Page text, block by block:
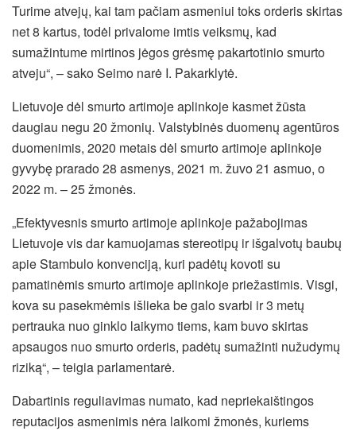
Turime atvejų, kai tam pačiam asmeniui toks orderis skirtas
net 8 kartus, todėl privalome imtis veiksmų, kad
sumažintume mirtinos jėgos grėsmę pakartotinio smurto
atveju“, – sako Seimo narė I. Pakarklytė.
Lietuvoje dėl smurto artimoje aplinkoje kasmet žūsta
daugiau negu 20 žmonių. Valstybinės duomenų agentūros
duomenimis, 2020 metais dėl smurto artimoje aplinkoje
gyvybę prarado 28 asmenys, 2021 m. žuvo 21 asmuo, o
2022 m. – 25 žmonės.
„Efektyvesnis smurto artimoje aplinkoje pažabojimas
Lietuvoje vis dar kamuojamas stereotipų ir išgalvotų baubų
apie Stambulo konvenciją, kuri padėtų kovoti su
pamatinėmis smurto artimoje aplinkoje priežastimis. Visgi,
kova su pasekmėmis išlieka be galo svarbi ir 3 metų
pertrauka nuo ginklo laikymo tiems, kam buvo skirtas
apsaugos nuo smurto orderis, padėtų sumažinti nužudymų
riziką“, – teigia parlamentarė.
Dabartinis reguliavimas numato, kad nepriekaištingos
reputacijos asmenimis nėra laikomi žmonės, kuriems